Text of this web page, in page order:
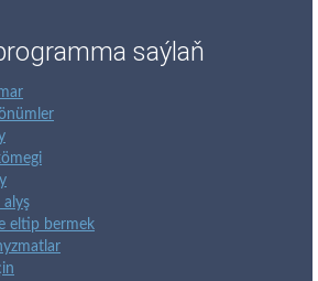
saýlaň
eltip bermek